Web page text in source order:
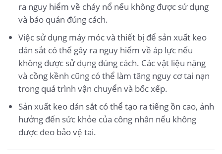
ra nguy hiểm về cháy nổ nếu không được sử dụng
và bảo quản đúng cách.
Việc sử dụng máy móc và thiết bị để sản xuất keo
dán sắt có thể gây ra nguy hiểm về áp lực nếu
không được sử dụng đúng cách. Các vật liệu nặng
và cồng kềnh cũng có thể làm tăng nguy cơ tai nạn
trong quá trình vận chuyển và bốc xếp.
Sản xuất keo dán sắt có thể tạo ra tiếng ồn cao, ảnh
hưởng đến sức khỏe của công nhân nếu không
được đeo bảo vệ tai.